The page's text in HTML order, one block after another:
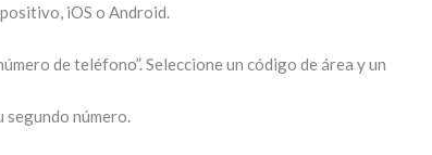
iOS o Android.
de teléfono”. Seleccione un código de área y un
número.